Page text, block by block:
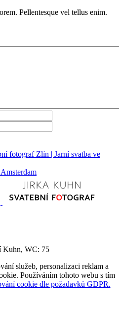
Pellentesque vel tellus enim.
fotograf Zlín | Jarní svatba ve
Kuhn, WC: 75
služeb, personalizaci reklam a
Používáním tohoto webu s tím
cookie dle požadavků GDPR.